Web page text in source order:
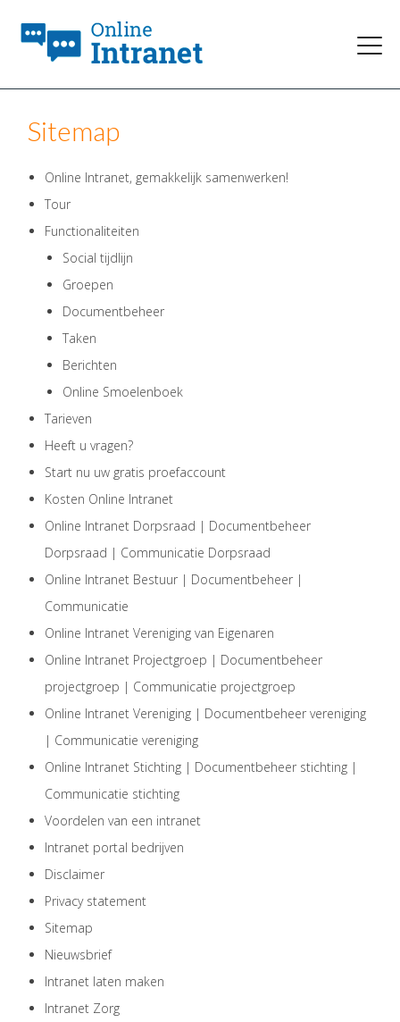
Sitemap
Online Intranet, gemakkelijk samenwerken!
Tour
Functionaliteiten
Social tijdlijn
Groepen
Documentbeheer
Taken
Berichten
Online Smoelenboek
Tarieven
Heeft u vragen?
Start nu uw gratis proefaccount
Kosten Online Intranet
Online Intranet Dorpsraad | Documentbeheer
Dorpsraad | Communicatie Dorpsraad
Online Intranet Bestuur | Documentbeheer |
Communicatie
Online Intranet Vereniging van Eigenaren
Online Intranet Projectgroep | Documentbeheer
projectgroep | Communicatie projectgroep
Online Intranet Vereniging | Documentbeheer vereniging
| Communicatie vereniging
Online Intranet Stichting | Documentbeheer stichting |
Communicatie stichting
Voordelen van een intranet
Intranet portal bedrijven
Disclaimer
Privacy statement
Sitemap
Nieuwsbrief
Intranet laten maken
Intranet Zorg